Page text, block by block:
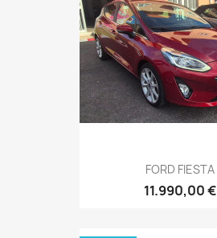
FORD FIESTA
11.990,00 €